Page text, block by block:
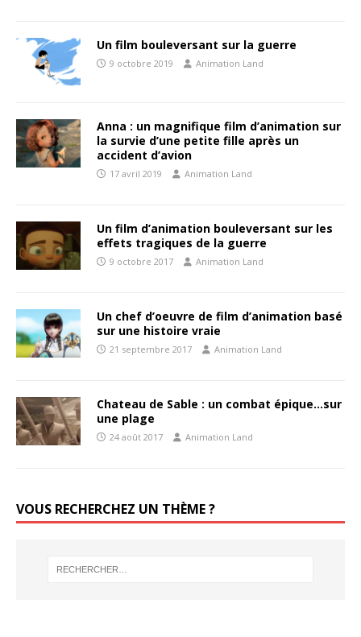
Un film bouleversant sur la guerre
9 octobre 2019 Animation Land
Anna : un magnifique film d’animation sur
la survie d’une petite fille après un
accident d’avion
17 avril 2019 Animation Land
Un film d’animation bouleversant sur les
effets tragiques de la guerre
9 octobre 2017 Animation Land
Un chef d’oeuvre de film d’animation basé
sur une histoire vraie
21 septembre 2017 Animation Land
Chateau de Sable : un combat épique…sur
une plage
24 août 2017 Animation Land
VOUS RECHERCHEZ UN THÈME ?